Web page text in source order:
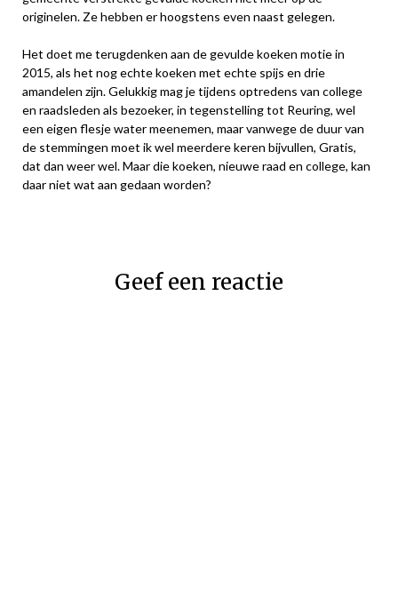
originelen. Ze hebben er hoogstens even naast gelegen.
Het doet me terugdenken aan de gevulde koeken motie in
2015, als het nog echte koeken met echte spijs en drie
amandelen zijn. Gelukkig mag je tijdens optredens van college
en raadsleden als bezoeker, in tegenstelling tot Reuring, wel
een eigen flesje water meenemen, maar vanwege de duur van
de stemmingen moet ik wel meerdere keren bijvullen, Gratis,
dat dan weer wel. Maar die koeken, nieuwe raad en college, kan
daar niet wat aan gedaan worden?
Geef een reactie